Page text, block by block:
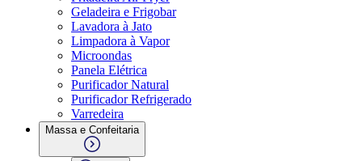
Geladeira e Frigobar
Lavadora à Jato
Limpadora à Vapor
Microondas
Panela Elétrica
Purificador Natural
Purificador Refrigerado
Varredeira
Massa e Confeitaria